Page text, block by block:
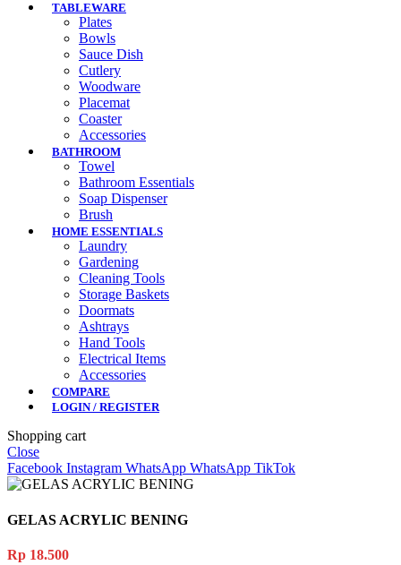
TABLEWARE
Plates
Bowls
Sauce Dish
Cutlery
Woodware
Placemat
Coaster
Accessories
BATHROOM
Towel
Bathroom Essentials
Soap Dispenser
Brush
HOME ESSENTIALS
Laundry
Gardening
Cleaning Tools
Storage Baskets
Doormats
Ashtrays
Hand Tools
Electrical Items
Accessories
COMPARE
LOGIN / REGISTER
Shopping cart
Close
Facebook Instagram WhatsApp WhatsApp TikTok
GELAS ACRYLIC BENING
Rp 18.500